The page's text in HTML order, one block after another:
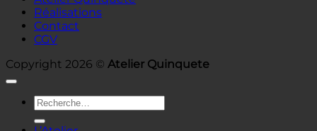
Réalisations
Contact
CGV
Copyright 2026 © Atelier Quinquete
Recherche
pour :